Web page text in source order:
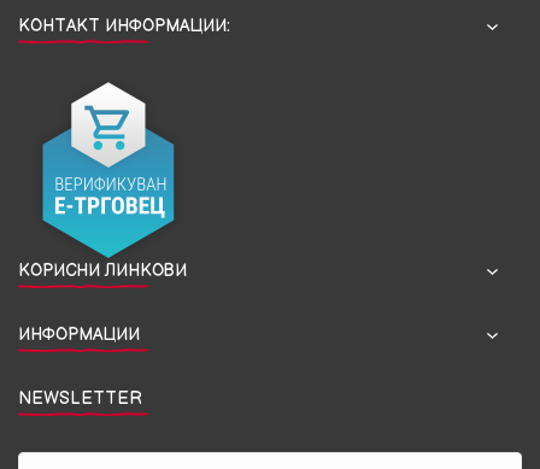
КОНТАКТ ИНФОРМАЦИИ:
КОРИСНИ ЛИНКОВИ
ИНФОРМАЦИИ
NEWSLETTER